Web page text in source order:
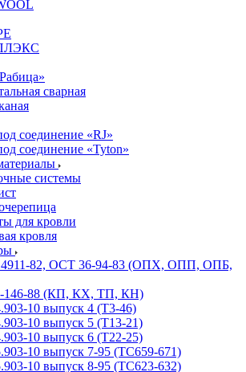
сварная
соединение «RJ»
соединение «Tyton»
системы
для кровли
кровля
82, ОСТ 36-94-83 (ОПХ, ОПП, ОПБ,
146-88 (КП, КХ, ТП, КН)
10 выпуск 4 (Т3-46)
10 выпуск 5 (Т13-21)
10 выпуск 6 (Т22-25)
10 выпуск 7-95 (ТС659-671)
10 выпуск 8-95 (ТС623-632)